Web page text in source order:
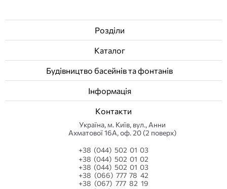
Розділи
Каталог
Будівництво басейнів та фонтанів
Інформація
Контакти
Українa, м. Київ, вул., Анни
Ахматової 16А, оф. 20 (2 поверх)
+38 (044) 502 01 03
+38 (044) 502 01 02
+38 (044) 502 01 03
+38 (066) 777 78 42
+38 (067) 777 82 19